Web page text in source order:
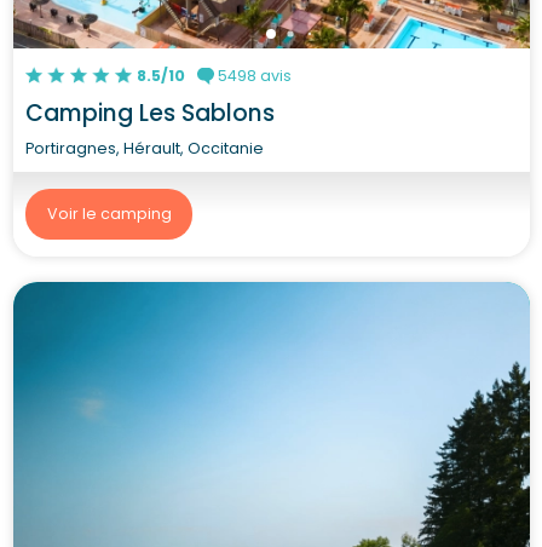
8.5/10 5498 avis
Camping Les Sablons
Portiragnes, Hérault, Occitanie
Voir le camping